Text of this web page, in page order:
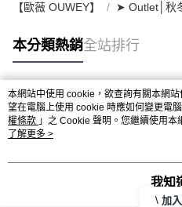
【歐薇 OUWEY】 ➤ Outlet│秋
本分類熱銷全站排行
熱門標籤
本網站中使用 cookie，欲查詢有關本網
望在電腦上使用 cookie 時應如何變更電
權條款 」之 Cookie 聲明。您繼續使用
用條款之 Cookie 聲明使用 cookie。
了解更多 >
我知
\ 加